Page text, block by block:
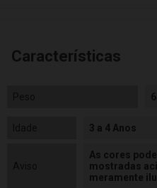
Características
3 a 4 Anos
As cores
mostradas
meramente